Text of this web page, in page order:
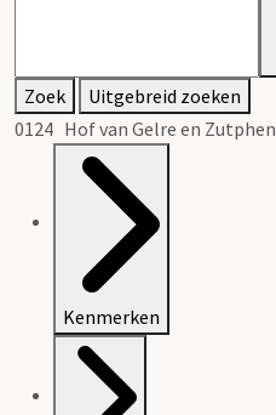
Zoek
Uitgebreid zoeken
0124 Hof van Gelre en Zutphen
Kenmerken